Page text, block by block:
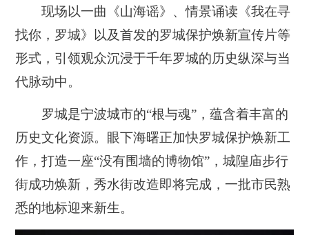
现场以一曲《山海谣》、情景诵读《我在寻
找你，罗城》以及首发的罗城保护焕新宣传片等
形式，引领观众沉浸于千年罗城的历史纵深与当
代脉动中。
罗城是宁波城市的“根与魂”，蕴含着丰富的
历史文化资源。眼下海曙正加快罗城保护焕新工
作，打造一座“没有围墙的博物馆”，城隍庙步行
街成功焕新，秀水街改造即将完成，一批市民熟
悉的地标迎来新生。